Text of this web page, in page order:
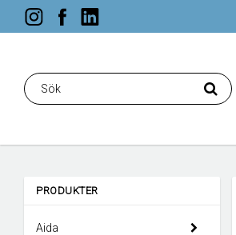
PRODUKTER
Aida